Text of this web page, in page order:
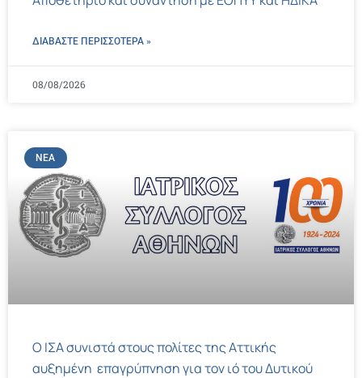
ΔΙΑΒΑΣΤΕ ΠΕΡΙΣΣΌΤΕΡΑ »
08/08/2026
ΝΈΑ
Ο ΙΣΑ συνιστά στους πολίτες της Αττικής
αυξημένη επαγρύπνηση για τον ιό του Δυτικού